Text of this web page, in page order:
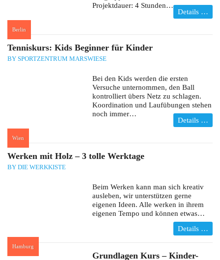
Berlin
Projektdauer: 4 Stunden…
Details …
Tenniskurs: Kids Beginner für Kinder
BY SPORTZENTRUM MARSWIESE
Wien
Bei den Kids werden die ersten
Versuche unternommen, den Ball
kontrolliert übers Netz zu schlagen.
Koordination und Laufübungen stehen
noch immer…
Details …
Werken mit Holz – 3 tolle Werktage
BY DIE WERKKISTE
Hamburg
Beim Werken kann man sich kreativ
ausleben, wir unterstützen gerne
eigenen Ideen. Alle werken in ihrem
eigenen Tempo und können etwas…
Details …
Grundlagen Kurs – Kinder-